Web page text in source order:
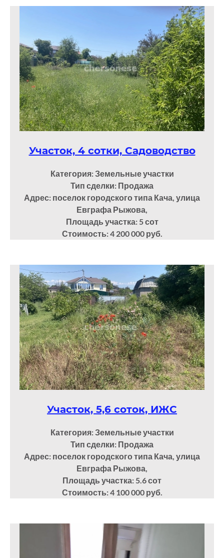
Участок, 4 сотки, Садоводство
Категория: Земельные участки
Тип сделки: Продажа
Адрес: поселок городского типа Кача, улица
Евграфа Рыжова,
Площадь участка: 5сот
Стоимость: 4 200 000 руб.
Участок, 5,6 соток, ИЖС
Категория: Земельные участки
Тип сделки: Продажа
Адрес: поселок городского типа Кача, улица
Евграфа Рыжова,
Площадь участка: 5.6сот
Стоимость: 4 100 000 руб.